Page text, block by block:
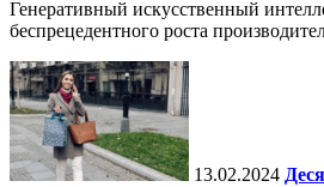
Генеративный искусственный
беспрецедентного роста
13.02.2024